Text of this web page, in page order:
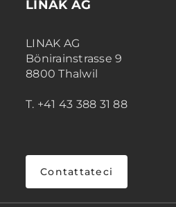
LINAK AG
LINAK AG
Bönirainstrasse 9
8800 Thalwil
T. +41 43 388 31 88
Contattateci